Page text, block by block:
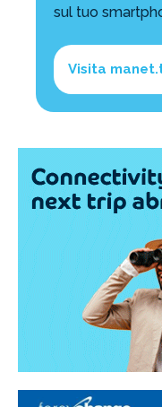
sul tuo
Visita